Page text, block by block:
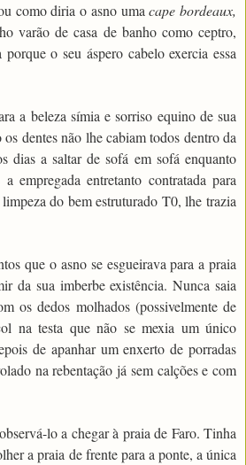
como diria o asno umacape bordeaux,
varão de casa de banho como ceptro,
o seu áspero cabelo exercia essa
a beleza símia e sorriso equino de sua
dentes não lhe cabiam todos dentro da
dias a saltar de sofá em sofá enquanto
empregada entretanto contratada para
do bem estruturado T0, lhe trazia
que o asno se esgueirava para a praia
da sua imberbe existência. Nunca saia
os dedos molhados (possivelmente de
na testa que não se mexia um único
de apanhar um enxerto de porradas
na rebentação já sem calções e com
lo a chegar à praia de Faro. Tinha
a praia de frente para a ponte, a única